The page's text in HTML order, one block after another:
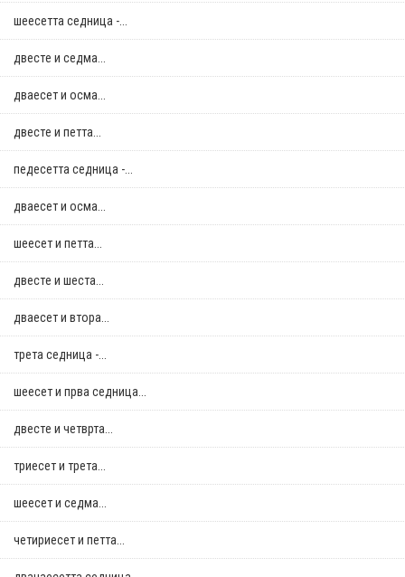
шеесетта седница -...
двестe и седма...
дваесет и осма...
двестe и петта...
педесетта седница -...
дваесет и осма...
шеесет и петта...
двестe и шеста...
дваесет и втора...
трета седница -...
шеесет и прва седница...
двестe и четврта...
триесет и трета...
шеесет и седма...
четириесет и петта...